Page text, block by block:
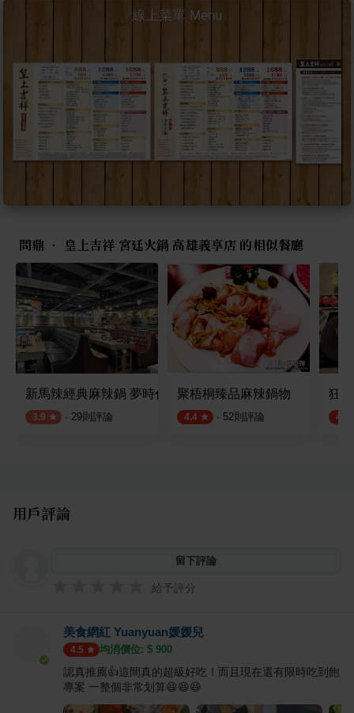
線上菜單 Menu
問鼎 ‧ 皇上吉祥 宮廷火鍋 高雄義享店 的相似餐廳
新馬辣經典麻辣鍋 夢時代店
3.9 · 29則評論
聚梧桐臻品麻辣鍋物
4.4 · 52則評論
狂
4.8
用戶評論
留下評論
給予評分
美食網紅 Yuanyuan媛媛兒
4.5 均消價位: $ 900
認真推薦👍這間真的超級好吃！而且現在還有限時吃到飽
專案 一整個非常划算😆😆😆